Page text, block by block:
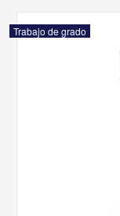
Trabajo de grado